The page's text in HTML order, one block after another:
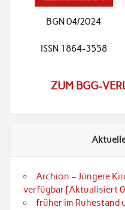
BGN 04/2024
ISSN 1864-3558
ZUM BGG-
Archion – Jüngere
verfügbar [Aktualisiert
früher im Ruhestand